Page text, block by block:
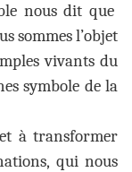
nous dit que
sommes l’objet
vivants du
symbole de la
à transformer
qui nous